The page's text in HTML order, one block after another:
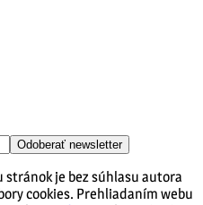
Odoberať newsletter
stránok je bez súhlasu autora
cookies. Prehliadaním webu